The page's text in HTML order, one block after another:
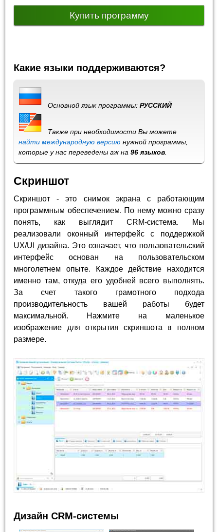
Купить программу
Какие языки поддерживаются?
Основной язык программы:РУССКИЙ
Также при необходимости Вы можете
найти международную версию нужной программы,
которые у нас переведены аж на96 языков
Скриншот
Скриншот - это снимок экрана с работающим
программным обеспечением. По нему можно сразу
понять, как выглядит CRM-система. Мы
реализовали оконный интерфейс с поддержкой
UX/UI дизайна. Это означает, что пользовательский
интерфейс основан на пользовательском
многолетнем опыте. Каждое действие находится
именно там, откуда его удобней всего выполнять.
За счет такого грамотного подхода
производительность вашей работы будет
максимальной. Нажмите на маленькое
изображение для открытия скриншота в полном
размере.
Дизайн CRM-системы